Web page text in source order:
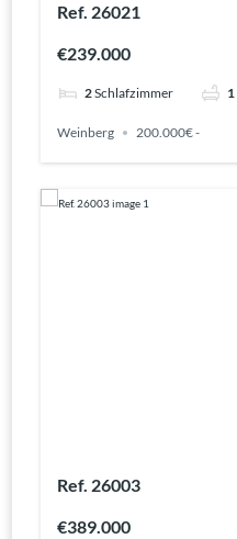
Ref. 26021
€239.000
2Schlafzimmer 1
Weinberg 200.000€ -
Ref. 26003
€389.000